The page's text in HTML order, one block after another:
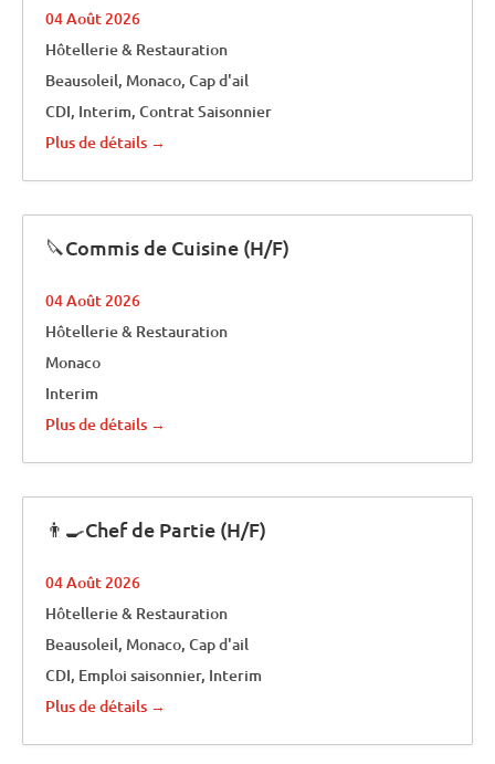
04 Août 2026
Hôtellerie & Restauration
Beausoleil Monaco Cap d'ail
CDI Interim Contrat Saisonnier
Plus de détails
🔪Commis de Cuisine (H/F)
04 Août 2026
Hôtellerie & Restauration
Monaco
Interim
Plus de détails
👨‍🍳Chef de Partie (H/F)
04 Août 2026
Hôtellerie & Restauration
Beausoleil Monaco Cap d'ail
CDI Emploi saisonnier Interim
Plus de détails